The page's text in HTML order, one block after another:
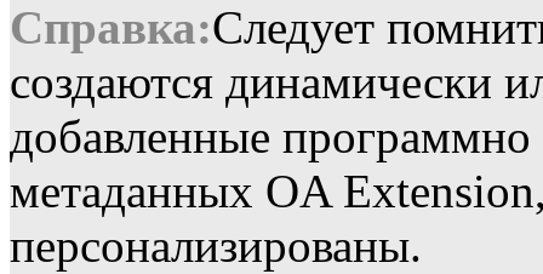
Справка:Следует
создаются динамически
добавленные
метаданных OA
персонализированы.